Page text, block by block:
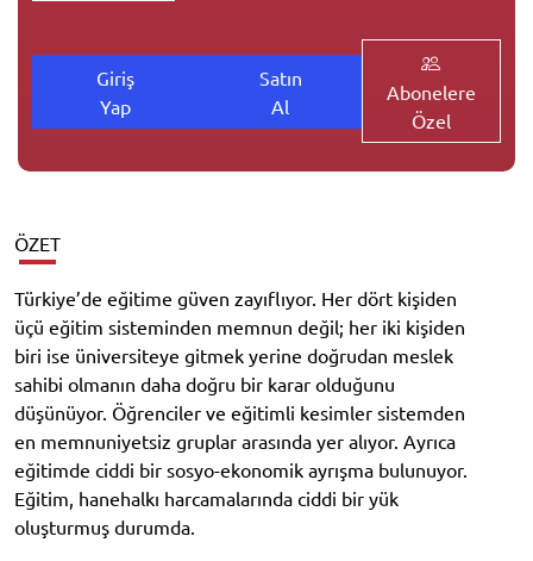
Giriş
Yap
Satın
Al
Abonelere
Özel
ÖZET
Türkiye’de eğitime güven zayıflıyor. Her dört kişiden
üçü eğitim sisteminden memnun değil; her iki kişiden
biri ise üniversiteye gitmek yerine doğrudan meslek
sahibi olmanın daha doğru bir karar olduğunu
düşünüyor. Öğrenciler ve eğitimli kesimler sistemden
en memnuniyetsiz gruplar arasında yer alıyor. Ayrıca
eğitimde ciddi bir sosyo-ekonomik ayrışma bulunuyor.
Eğitim, hanehalkı harcamalarında ciddi bir yük
oluşturmuş durumda.